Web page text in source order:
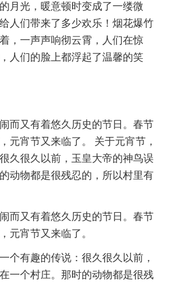
月光，暖意顿时变成了一缕微
人们带来了多少欢乐！烟花爆竹
，一声声响彻云霄，人们在惊
人们的脸上都浮起了温馨的笑
而又有着悠久历史的节日。春节
元宵节又来临了。 关于元宵节，
久很久以前，玉皇大帝的神鸟误
动物都是很残忍的，所以村里有
而又有着悠久历史的节日。春节
元宵节又来临了。
个有趣的传说：很久很久以前，
一个村庄。那时的动物都是很残